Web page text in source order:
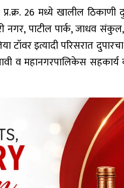
26 मध्ये खालील ठिकाणी
नगर, पाटील पार्क, जाधव
टॉवर इत्यादी परिसरात
व महानगरपालिकेस